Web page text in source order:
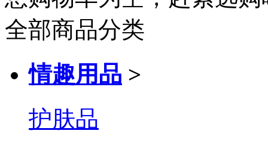
全部商品分类
情趣用品 >
护肤品